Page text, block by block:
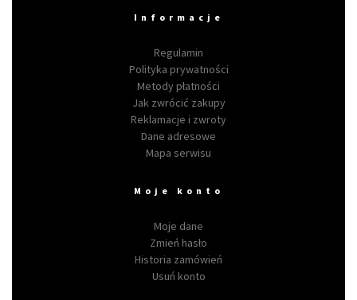
Informacje
Regulamin
Polityka prywatności
Metody płatności
Jak zwrócić zakupy
Reklamacje i zwroty
Dane adresowe
Mapa serwisu
Moje konto
Moje dane
Zmień hasło
Historia zamówień
Usuń konto